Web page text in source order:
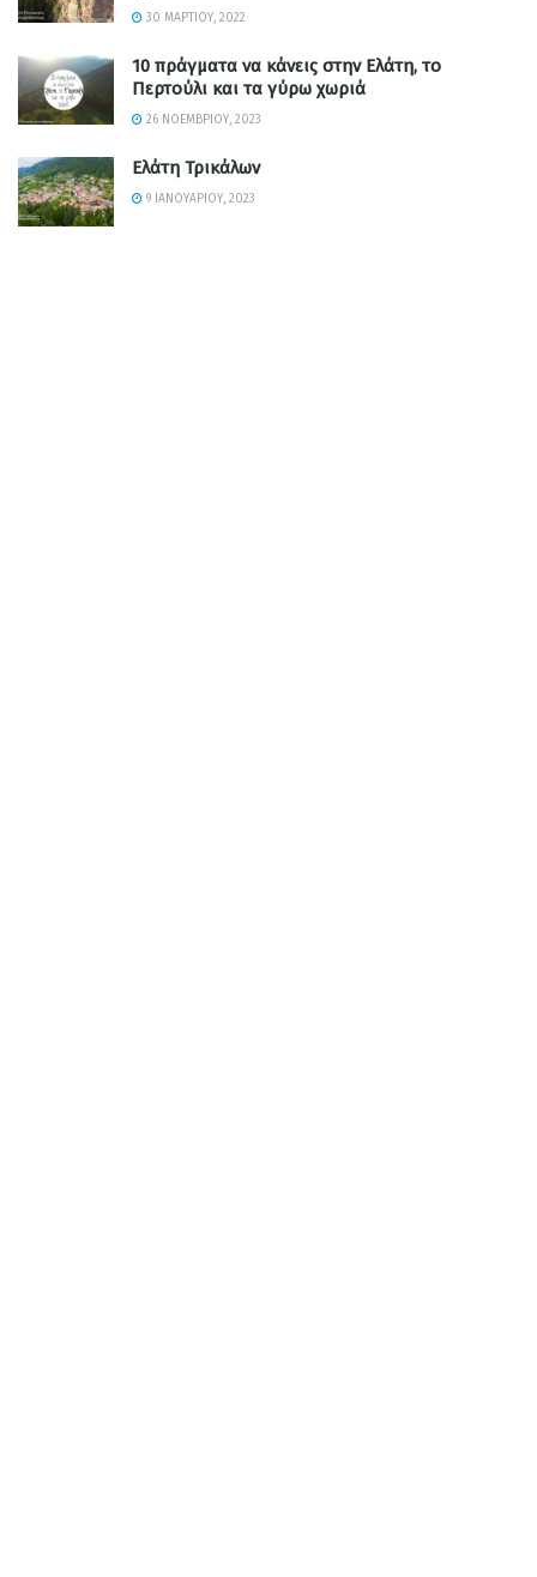
30 ΜΑΡΤΊΟΥ, 2022
10 πράγματα να κάνεις στην Ελάτη, το
Περτούλι και τα γύρω χωριά
26 ΝΟΕΜΒΡΊΟΥ, 2023
Ελάτη Τρικάλων
9 ΙΑΝΟΥΑΡΊΟΥ, 2023